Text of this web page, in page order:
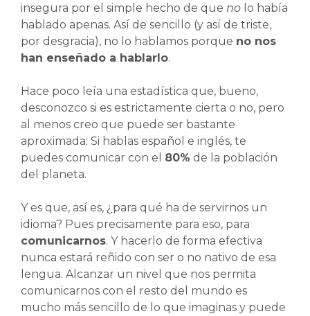
insegura por el simple hecho de que no lo había
hablado apenas. Así de sencillo (y así de triste,
por desgracia), no lo hablamos porque no nos
han enseñado a hablarlo.
Hace poco leía una estadística que, bueno,
desconozco si es estrictamente cierta o no, pero
al menos creo que puede ser bastante
aproximada: Si hablas español e inglés, te
puedes comunicar con el 80% de la población
del planeta.
Y es que, así es, ¿para qué ha de servirnos un
idioma? Pues precisamente para eso, para
comunicarnos. Y hacerlo de forma efectiva
nunca estará reñido con ser o no nativo de esa
lengua. Alcanzar un nivel que nos permita
comunicarnos con el resto del mundo es
mucho más sencillo de lo que imaginas y puede